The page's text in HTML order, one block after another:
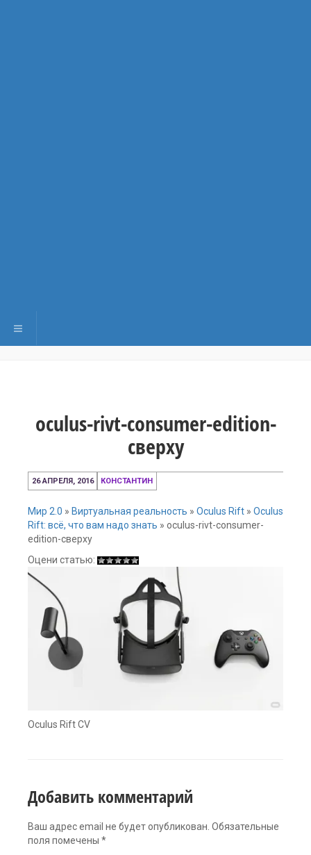
Переключить навигацию
oculus-rivt-consumer-edition-
сверху
26 АПРЕЛЯ, 2016
26
апреля,
КОНСТАНТИН
Мир 2.0 » Виртуальная реальность » Oculus Rift » Oculus
Rift: всё, что вам надо знать » oculus-rivt-consumer-
edition-сверху
Оцени статью:
Oculus Rift CV
Добавить комментарий
Ваш адрес email не будет опубликован. Обязательные
поля помечены *